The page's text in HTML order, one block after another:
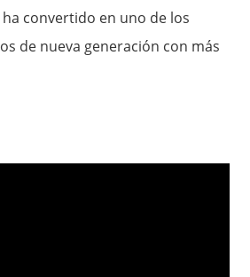
convertido en uno de los
de nueva generación con más